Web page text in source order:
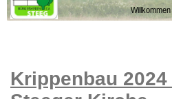
Krippenbau